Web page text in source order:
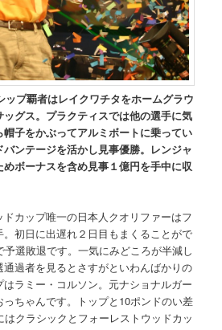
ップ覇者はレイクワチタをホームグラウ
グス。プラクティスでは他の選手に気
子をかぶってアルミボートに乗ってい
ンテージを活かし見事優勝。レンジャ
ボーナスを含め見事１億円を手中に収
カップ唯一の日本人クオリファーはフ
初日に出遅れ２日目もまくることがで
予選敗退です。一気にみどころが半減し
過者を見るとさすがといわんばかりの
ラミー・コルソン。元ナショナルガー
っちゃんです。トップと10ポンドのい差
クラシックとフォーレストウッドカッ